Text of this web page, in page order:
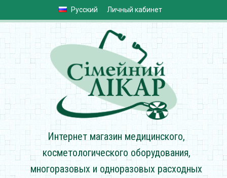
Русский Личный кабинет
Интернет магазин медицинского,
косметологического оборудования,
многоразовых и одноразовых расходных